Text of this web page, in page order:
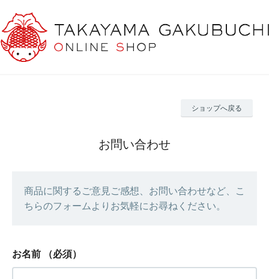
ショップへ戻る
お問い合わせ
商品に関するご意見ご感想、お問い合わせなど、こ
ちらのフォームよりお気軽にお尋ねください。
お名前 （必須）